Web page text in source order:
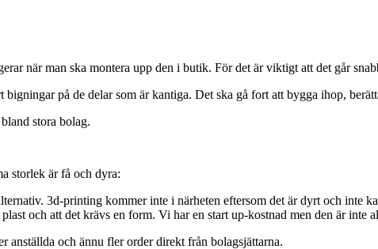
när man ska montera upp den i butik. För det är viktigt att det går
på de delar som är kantiga. Det ska gå fort att bygga ihop,
stora bolag.
storlek är få och dyra:
3d-printing kommer inte i närheten eftersom det är dyrt och inte
och att det krävs en form. Vi har en start up-kostnad men den är inte
anställda och ännu fler order direkt från bolagsjättarna.